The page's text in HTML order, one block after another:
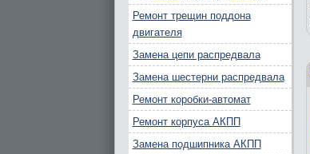
Ремонт трещин поддона
двигателя
Замена цепи распредвала
Замена шестерни распредвала
Ремонт коробки-автомат
Ремонт корпуса АКПП
Замена подшипника АКПП